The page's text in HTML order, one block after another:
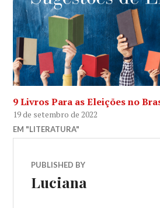
9 Livros Para as Eleições no
19 de setembro de 2022
EM "LITERATURA"
PUBLISHED BY
Luciana